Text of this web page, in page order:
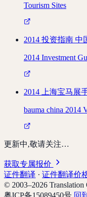
Tourism Sites
2014 投资指南 中
2014 Investment
2014 上海宝马展
bauma china 2014
更新中,敬请关注…
获取专属报价
证件翻译 · 证件翻译价
© 2003–2026
粤ICP备15089450号 回